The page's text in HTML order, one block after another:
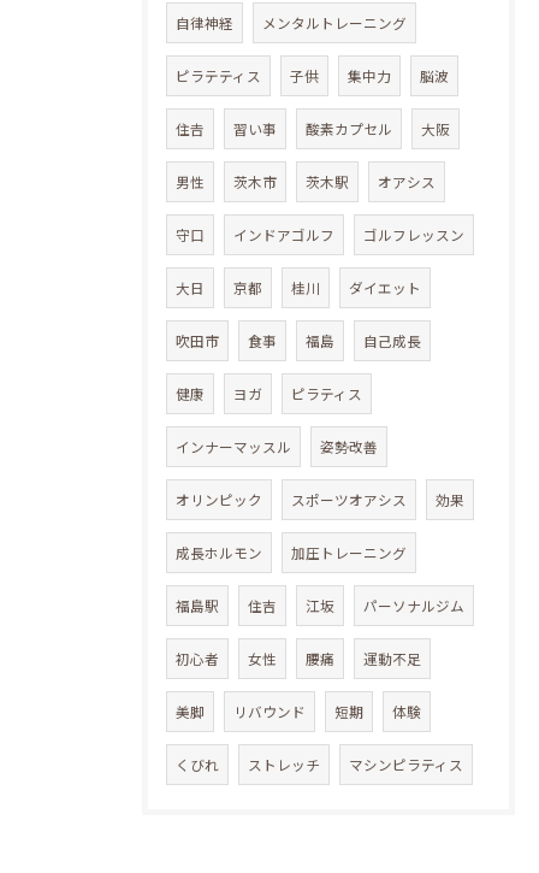
自律神経 メンタルトレーニング
ピラテティス 子供 集中力 脳波
住𠮷 習い事 酸素カプセル 大阪
男性 茨木市 茨木駅 オアシス
守口 インドアゴルフ ゴルフレッスン
大日 京都 桂川 ダイエット
吹田市 食事 福島 自己成長
健康 ヨガ ピラティス
インナーマッスル 姿勢改善
オリンピック スポーツオアシス 効果
成長ホルモン 加圧トレーニング
福島駅 住吉 江坂 パーソナルジム
初心者 女性 腰痛 運動不足
美脚 リバウンド 短期 体験
くびれ ストレッチ マシンピラティス